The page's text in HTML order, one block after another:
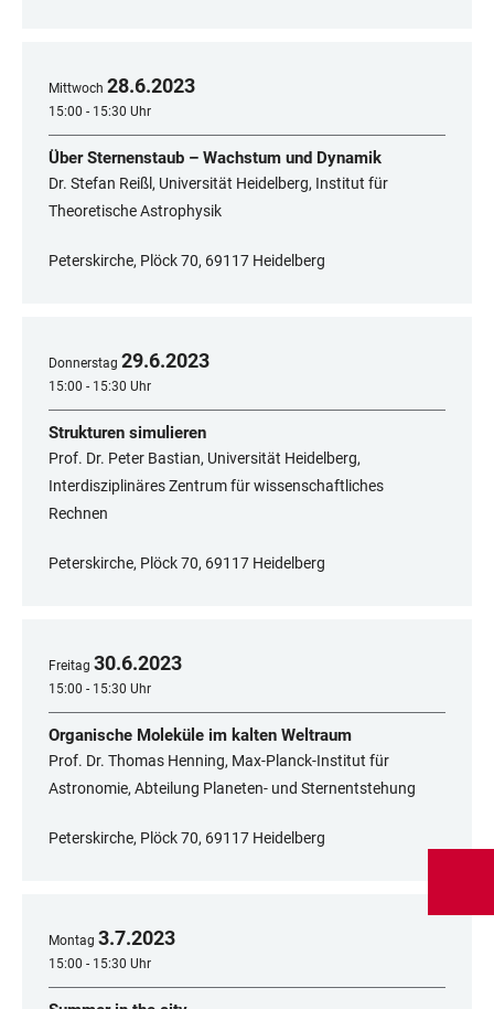
Mittwoch 28.6.2023
15:00 - 15:30 Uhr
Über Sternenstaub – Wachstum und Dynamik
Dr. Stefan Reißl, Universität Heidelberg, Institut für
Theoretische Astrophysik
Peterskirche, Plöck 70, 69117 Heidelberg
Donnerstag 29.6.2023
15:00 - 15:30 Uhr
Strukturen simulieren
Prof. Dr. Peter Bastian, Universität Heidelberg,
Interdisziplinäres Zentrum für wissenschaftliches
Rechnen
Peterskirche, Plöck 70, 69117 Heidelberg
Freitag 30.6.2023
15:00 - 15:30 Uhr
Organische Moleküle im kalten Weltraum
Prof. Dr. Thomas Henning, Max-Planck-Institut für
Astronomie, Abteilung Planeten- und Sternentstehung
Peterskirche, Plöck 70, 69117 Heidelberg
Montag 3.7.2023
15:00 - 15:30 Uhr